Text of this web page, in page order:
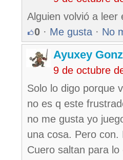
Alguien volvió a leer
0 · Me gusta · No
Ayuxey
9 de octubre
Solo lo digo porque
no es q este
no me gusta yo
una cosa. Pero
Cuero saltan para lo